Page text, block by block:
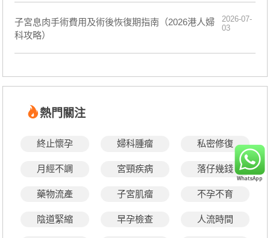
子宮息肉手術費用及術後恢復期指南（2026港人婦
科攻略）
2026-07-
03
熱門關注
終止懷孕 婦科腫瘤 私密修復
月經不調 宮頸疾病 落仔幾錢
藥物流產 子宮肌瘤 不孕不育
陰道緊縮 早孕檢查 人流時間